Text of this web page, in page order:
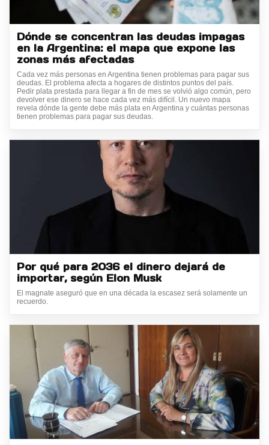
Dónde se concentran las deudas impagas
en la Argentina: el mapa que expone las
zonas más afectadas
Cada vez más personas en Argentina tienen problemas para pagar sus
deudas. El problema afecta a hogares de distintos puntos del país.
Pedir plata prestada para llegar a fin de mes se volvió algo común, pero
devolver ese dinero se hace cada vez más difícil. Un nuevo mapa
revela dónde la gente debe más plata en Argentina y cuántas personas
tienen problemas para pagar sus deudas.
Por qué para 2036 el dinero dejará de
importar, según Elon Musk
El magnate aseguró que en una década la escasez será solamente un
recuerdo.